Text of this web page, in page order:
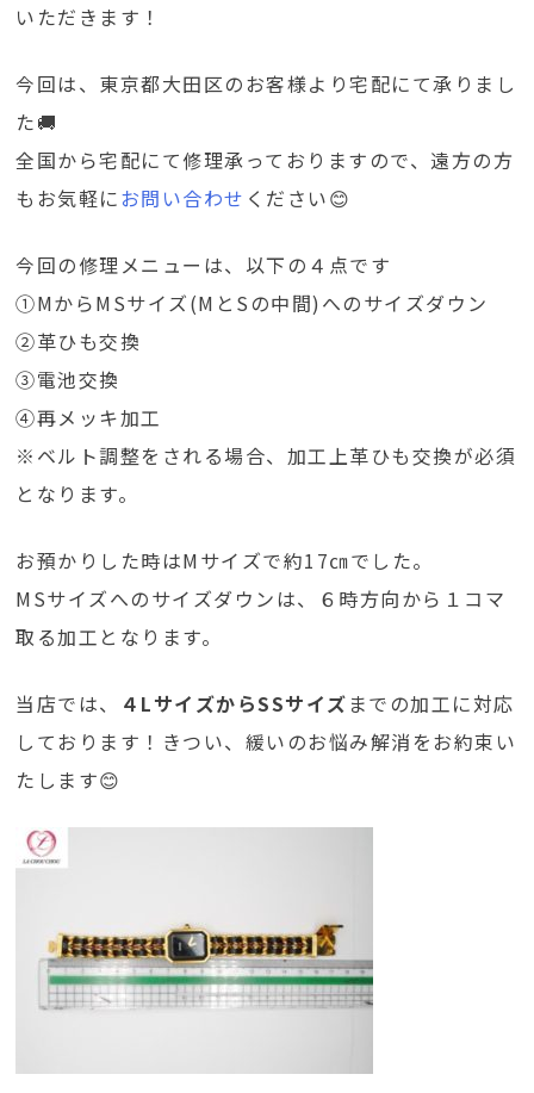
いただきます！
今回は、東京都大田区のお客様より宅配にて承りまし
た🚚
全国から宅配にて修理承っておりますので、遠方の方
もお気軽にお問い合わせ ください😊
今回の修理メニューは、以下の４点です
①MからMSサイズ(MとSの中間)へのサイズダウン
②革ひも交換
③電池交換
④再メッキ加工
※ベルト調整をされる場合、加工上革ひも交換が必須
となります。
お預かりした時はMサイズで約17㎝でした。
MSサイズへのサイズダウンは、６時方向から１コマ
取る加工となります。
当店では、 ４LサイズからSSサイズ までの加工に対応
しております！きつい、緩いのお悩み解消をお約束い
たします😊